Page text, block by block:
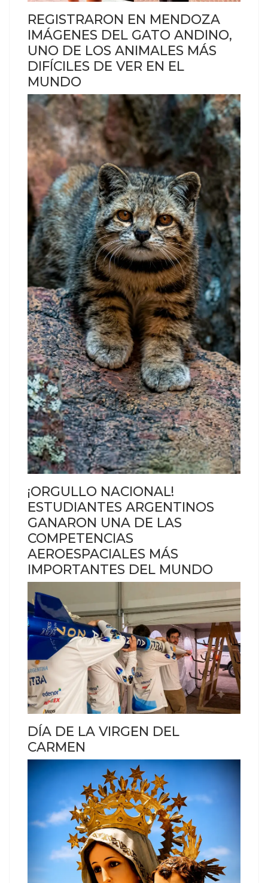
REGISTRARON EN MENDOZA
IMÁGENES DEL GATO ANDINO,
UNO DE LOS ANIMALES MÁS
DIFÍCILES DE VER EN EL
MUNDO
¡ORGULLO NACIONAL!
ESTUDIANTES ARGENTINOS
GANARON UNA DE LAS
COMPETENCIAS
AEROESPACIALES MÁS
IMPORTANTES DEL MUNDO
DÍA DE LA VIRGEN DEL
CARMEN